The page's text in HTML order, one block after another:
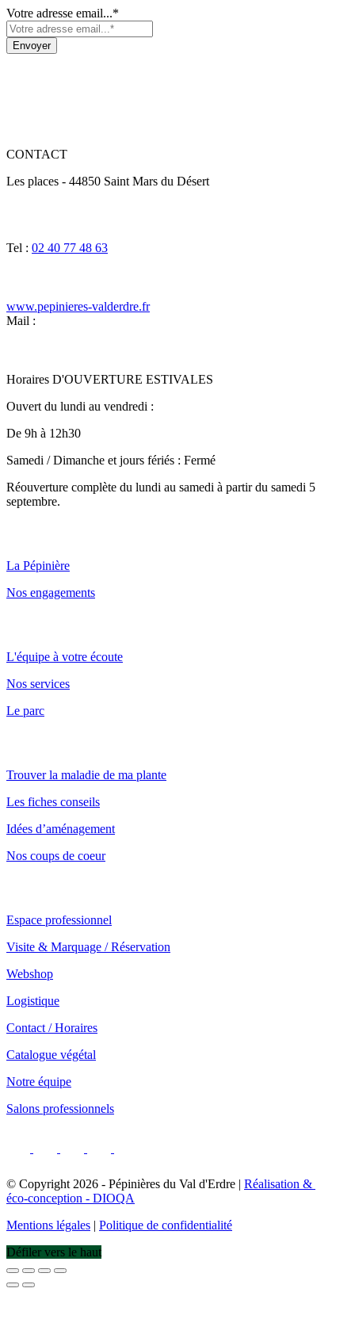
Votre adresse email...*
CONTACT
Les places - 44850 Saint Mars du Désert
Tel : 02 40 77 48 63
www.pepinieres-valderdre.fr
Mail :
Horaires D'OUVERTURE ESTIVALES
Ouvert du lundi au vendredi :
De 9h à 12h30
Samedi / Dimanche et jours fériés : Fermé
Réouverture complète du lundi au samedi à partir du samedi 5
septembre.
La Pépinière
Nos engagements
L'équipe à votre écoute
Nos services
Le parc
Trouver la maladie de ma plante
Les fiches conseils
Idées d’aménagement
Nos coups de coeur
Espace professionnel
Visite & Marquage / Réservation
Webshop
Logistique
Contact / Horaires
Catalogue végétal
Notre équipe
Salons professionnels
© Copyright 2026 - Pépinières du Val d'Erdre | Réalisation &
éco-conception - DIOQA
Mentions légales | Politique de confidentialité
Défiler vers le haut